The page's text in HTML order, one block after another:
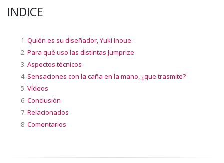
INDICE
Quién es su diseñador, Yuki Inoue.
Para qué uso las distintas Jumprize
Aspectos técnicos
Sensaciones con la caña en la mano, ¿que trasmite?
Vídeos
Conclusión
Relacionados
Comentarios